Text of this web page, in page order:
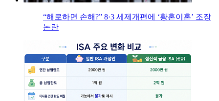
“해로하면 손해?” 8·3 세제개편에 ‘황혼이혼’ 조장
논란